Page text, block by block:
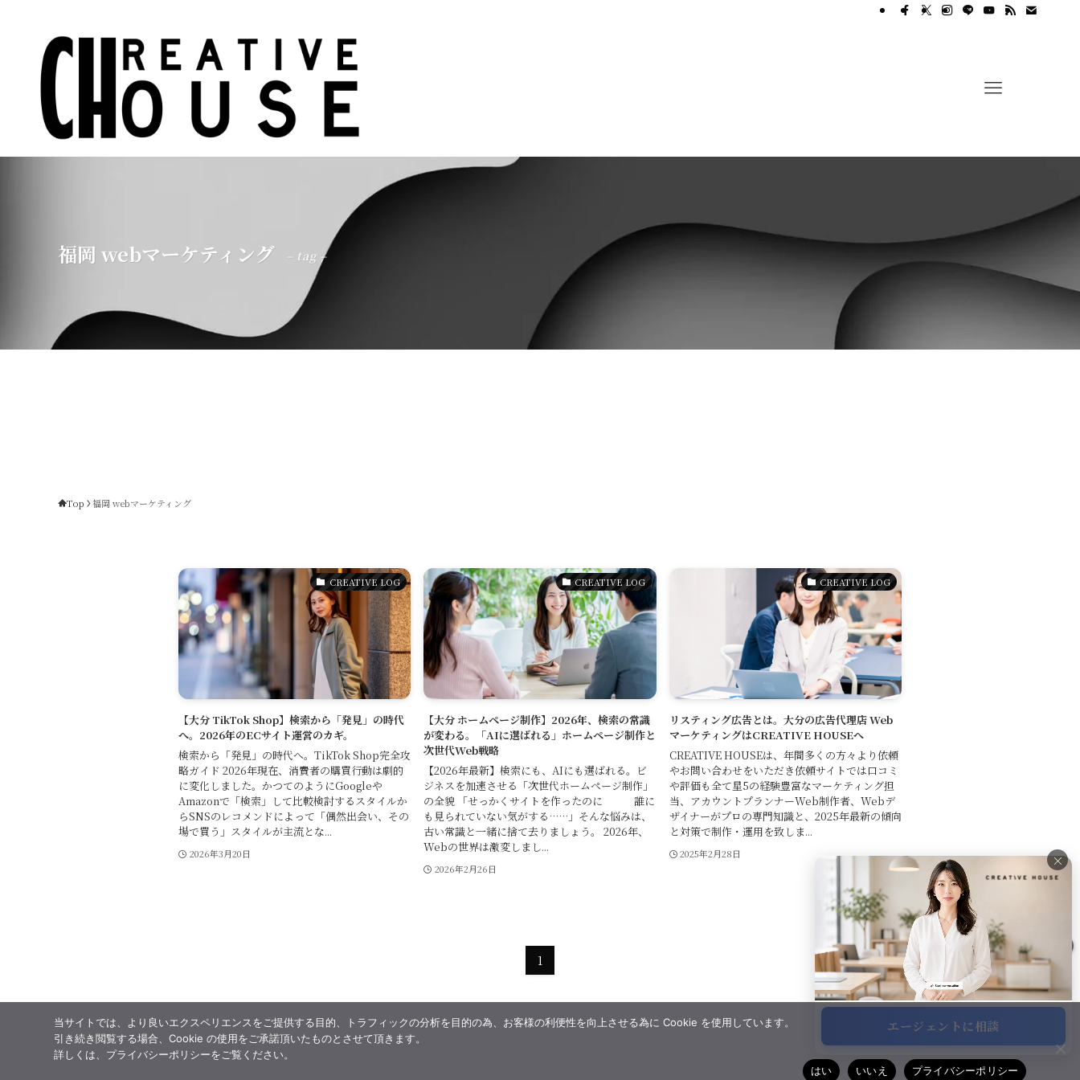
Service
福岡 webマーケティング – tag –
Top 福岡 webマーケティング
CREATIVE LOG
【大分 TikTok Shop】検索から「発見」の時代
へ。2026年のECサイト運営のカギ。
検索から「発見」の時代へ。TikTok Shop完全攻
略ガイド 2026年現在、消費者の購買行動は劇的
に変化しました。かつてのようにGoogleや
Amazonで「検索」して比較検討するスタイルか
らSNSのレコメンドによって「偶然出会い、その
場で買う」スタイルが主流とな...
2026年3月20日
CREATIVE LOG
【大分 ホームページ制作】2026年、検索の常識
が変わる。「AIに選ばれる」ホームページ制作と
次世代Web戦略
【2026年最新】検索にも、AIにも選ばれる。ビ
ジネスを加速させる「次世代ホームページ制作」
の全貌 「せっかくサイトを作ったのに 誰に
も見られていない気がする……」そんな悩みは、
古い常識と一緒に捨て去りましょう。 2026年、
Webの世界は激変しまし...
2026年2月26日
CREATIVE LOG
リスティング広告とは。大分の広告代理店 Web
マーケティングはCREATIVE HOUSEへ
CREATIVE HOUSEは、年間多くの方々より依頼
やお問い合わせをいただき依頼サイトでは口コミ
や評価も全て星5の経験豊富なマーケティング担
当、アカウントプランナーWeb制作者、Webデ
ザイナーがプロの専門知識と、2025年最新の傾向
と対策で制作・運用を致しま...
2025年2月28日
1
エージェントに相談
×
当サイトでは、より良いエクスペリエンスをご提供する目的、トラフィックの分析を目的の為、お客様の利便性を向上させる為に Cookie を使用しています。
引き続き閲覧する場合、Cookie の使用をご承諾頂いたものとさせて頂きます。
詳しくは、プライバシーポリシーをご覧ください。
はい
いいえ プライバシーポリシー